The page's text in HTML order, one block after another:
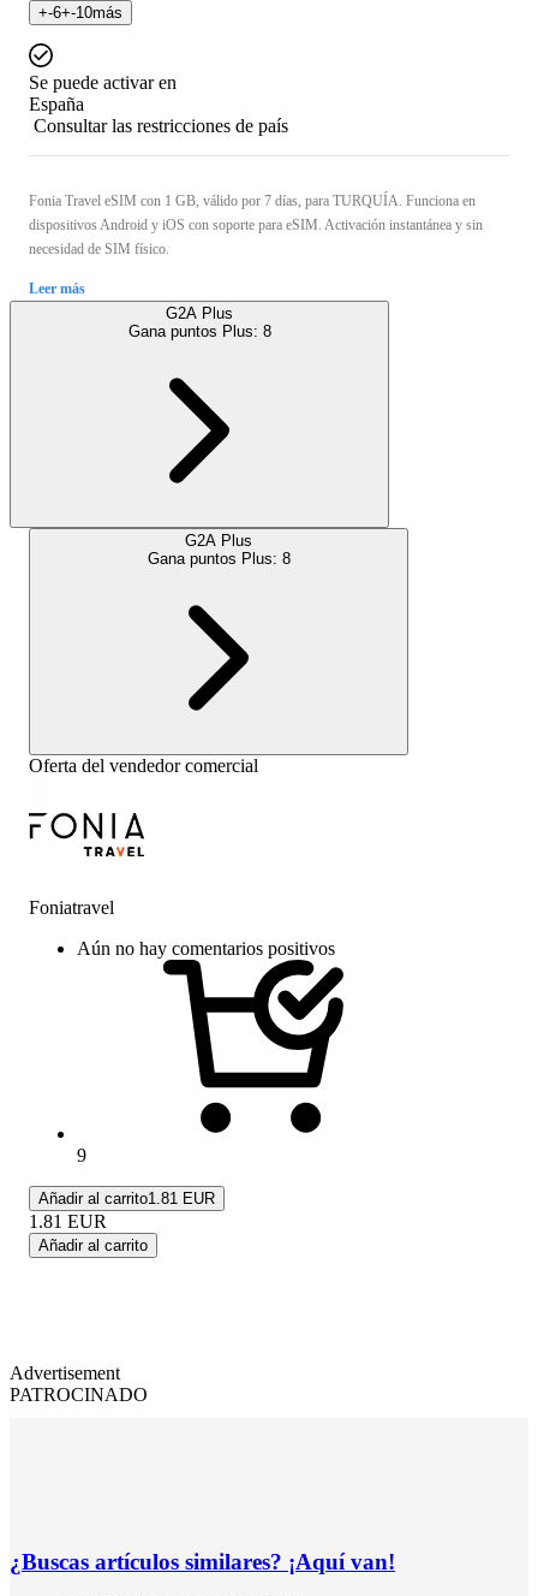
+-6+-10más
Se puede activar en
España
Consultar las restricciones de país
Fonia Travel eSIM con 1 GB, válido por 7 días, para TURQUÍA. Funciona en
dispositivos Android y iOS con soporte para eSIM. Activación instantánea y sin
necesidad de SIM físico.
Leer más
G2A Plus
Gana puntos Plus: 8
G2A Plus
Gana puntos Plus: 8
Oferta del vendedor comercial
Foniatravel
Aún no hay comentarios positivos
9
Añadir al carrito1.81 EUR
1.81 EUR
Añadir al carrito
Advertisement
PATROCINADO
¿Buscas artículos similares? ¡Aquí van!